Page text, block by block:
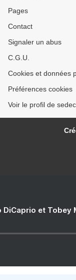
Pages
Contact
Signaler un abus
C.G.U.
Cookies et données
Préférences cookies
Voir le profil de
DiCaprio et